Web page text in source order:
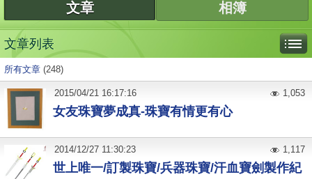
文章 相簿
文章列表
所有文章 (248)
女友珠寶夢成真-珠寶有情更有心
2015/04/21 16:17:16 1,053
世上唯一/訂製珠寶/兵器珠寶/汗血寶劍製作紀
2014/12/27 11:30:23 1,117